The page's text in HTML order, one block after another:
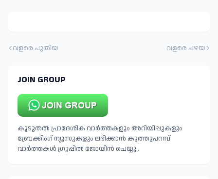
വളരെ പുതിയ വളരെ പഴയ
JOIN GROUP
കൂടുതൽ പ്രാദേശിക വാർത്തകളും അറിയിപ്പുകളും
ബ്രേക്കിംഗ് ന്യൂസുകളും ലഭിക്കാൻ കുത്തുപറമ്പ്
വാർത്തകൾ ഗ്രൂപ്പിൽ ജോയിൻ ചെയ്യൂ..